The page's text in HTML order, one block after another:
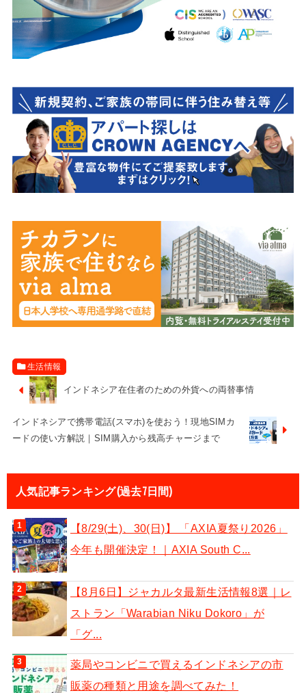
生活情報
インドネシア在住者のための外貨への両替事情
インドネシアで携帯電話(スマホ)を使おう！現地SIMカ
ードの使い方解説｜SIM購入から残高チャージまで
人気記事ランキング(過去7日間)
【8/29(土)、30(日)】 「AXIA夏祭り2026」
今年も開催決定！｜AXIA South C...
【8月6日】ジャカルタ最新生活情報8選｜レ
ストラン「Warabian Niku Dokoro」が
「グ...
薬局やコンビニで買えるインドネシアの市
販薬の種類と用途を調べてみた！